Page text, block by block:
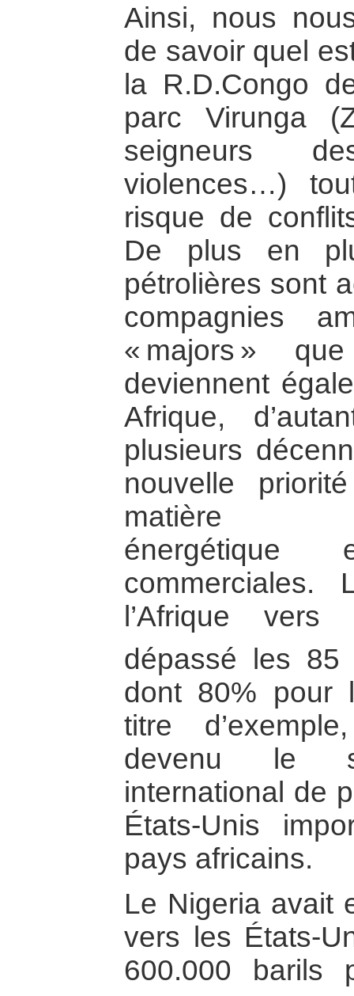
Ainsi, nous
de savoir quel
la R.D.Congo
parc Virunga
seigneurs
violences…)
risque de
De plus en
pétrolières sont
compagnies
« majors »
deviennent
Afrique,
plusieurs
nouvelle
matière
commerciales.
l’Afrique
dépassé les 85
dont 80% pour
titre
devenu le
international de
États-Unis
pays africains.
Le Nigeria avait
vers les États-
600.000